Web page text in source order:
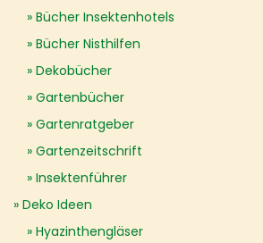
Bücher Insektenhotels
Bücher Nisthilfen
Dekobücher
Gartenbücher
Gartenratgeber
Gartenzeitschrift
Insektenführer
Deko Ideen
Hyazinthengläser